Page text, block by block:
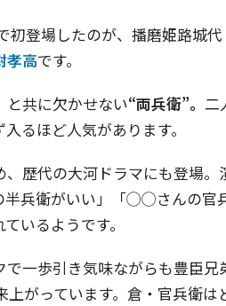
初登場したのが、播磨姫路城代
孝高です。
と共に欠かせない“両兵衛”。 二
るほど人気があります。
歴代の大河ドラマにも登場。
半兵衛がいい」「◯◯さんの官
いるようです。
で一歩引き気味ながらも豊臣兄
がっています。倉・官兵衛は